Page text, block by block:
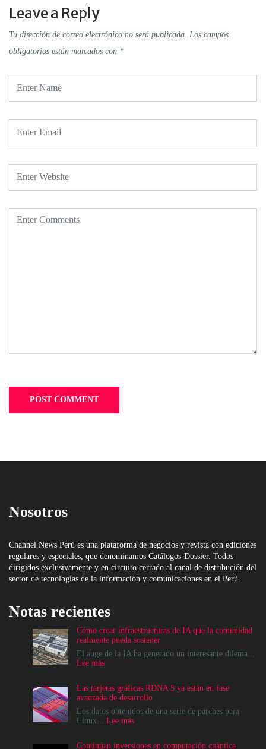
Leave a Reply
Tu dirección de correo electrónico no será publicada. Los campos
obligatorios están marcados con *
Nosotros
Channel News Perú es una plataforma de negocios y revista con ediciones
regulares y especiales, que denominamos Catálogos-Dossier. Todos
dirigidos exclusivamente y en circuito cerrado al canal de distribución del
sector de tecnologías de la información y comunicaciones en el Perú.
Notas recientes
Cómo crear infraestructuras de IA que la comunidad
realmente pueda sostener
El auge de la IA ha generado un interesante dilema...
Lee más:
infraestructuras
de
IA
que
Las tarjetas gráficas RDNA 5 ya están en fase
avanzada de desarrollo
Los datos obtenidos de una serie de parches para
Linux... Lee más:
Continúan inversiones en computación cuántica